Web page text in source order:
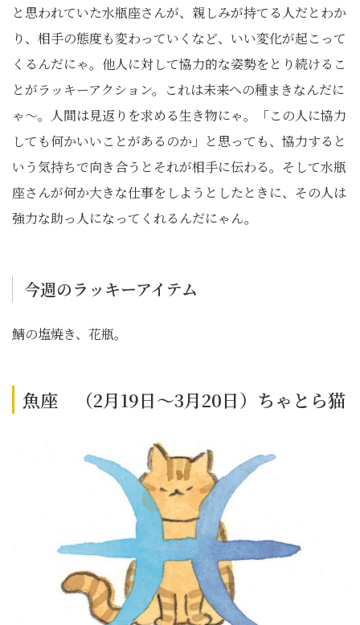
と思われていた水瓶座さんが、親しみが持てる人だとわか
り、相手の態度も変わっていくなど、いい変化が起こって
くるんだにゃ。他人に対して協力的な姿勢をとり続けるこ
とがラッキーアクション。これは未来への種まきなんだに
ゃ～。人間は見返りを求める生き物にゃ。「この人に協力
しても何かいいことがあるのか」と思っても、協力すると
いう気持ちで向き合うとそれが相手に伝わる。そして水瓶
座さんが何か大きな仕事をしようとしたときに、その人は
強力な助っ人になってくれるんだにゃん。
今週のラッキーアイテム
鯖の塩焼き、花瓶。
魚座 （2月19日～3月20日）ちゃとら猫